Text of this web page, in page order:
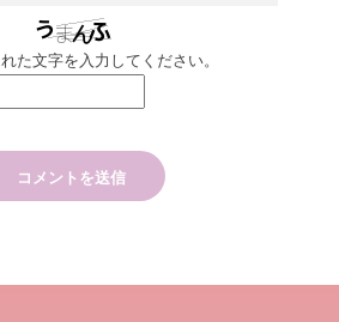
た文字を入力してください。